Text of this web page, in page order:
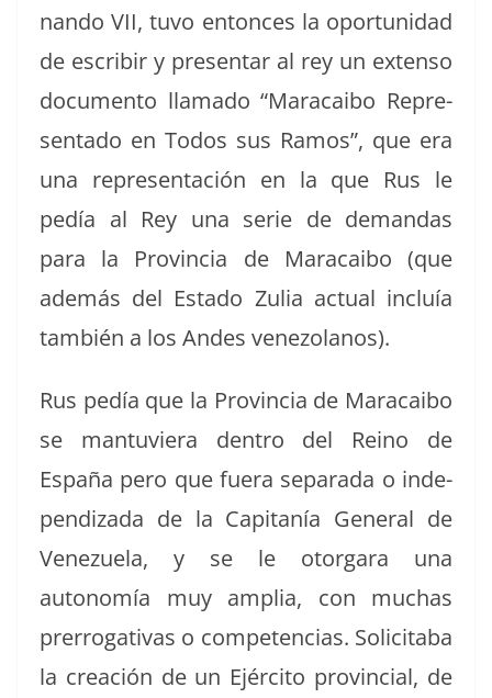
nan­do VII, tuvo entonces la opor­tu­nidad
de escribir y pre­sen­tar al rey un exten­so
doc­u­men­to lla­ma­do “Mara­cai­bo Rep­re­
sen­ta­do en Todos sus Ramos”, que era
una rep­re­sentación en la que Rus le
pedía al Rey una serie de deman­das
para la Provin­cia de Mara­cai­bo (que
además del Esta­do Zulia actu­al incluía
tam­bién a los Andes venezolanos).
Rus pedía que la Provin­cia de Mara­cai­bo
se man­tu­viera den­tro del Reino de
España pero que fuera sep­a­ra­da o inde­
pen­diza­da de la Cap­i­tanía Gen­er­al de
Venezuela, y se le otor­gara una
autonomía muy amplia, con muchas
pre­rrog­a­ti­vas o com­pe­ten­cias. Solic­ita­ba
la creación de un Ejérci­to provin­cial, de